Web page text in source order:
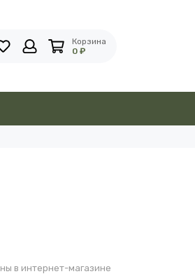
Корзина
0 ₽
в интернет-магазине